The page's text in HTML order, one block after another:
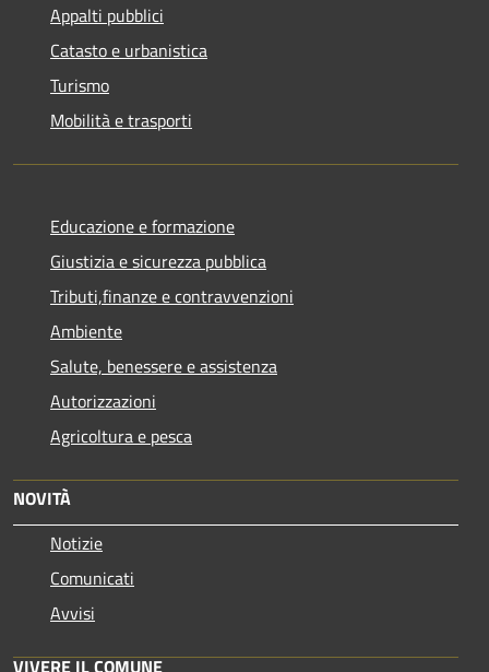
Appalti pubblici
Catasto e urbanistica
Turismo
Mobilità e trasporti
Educazione e formazione
Giustizia e sicurezza pubblica
Tributi,finanze e contravvenzioni
Ambiente
Salute, benessere e assistenza
Autorizzazioni
Agricoltura e pesca
NOVITÀ
Notizie
Comunicati
Avvisi
VIVERE IL COMUNE